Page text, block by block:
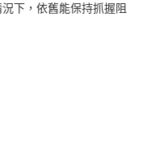
每月結算日後寄送繳費提
台灣大直營門市／銀行轉
簡稱本公司）所提供，讓
由商店將買賣／分期付款
繳交帳款。
目的，商店將以您的個人
轉至「AFTEE先享後付」
結帳。
連結，可透過四大超商／
您需要取消訂單，請聯絡
有效，需透過AFTEE先享
頁面顯示為準，若有關於
）
）
下，依舊能保持抓握阻